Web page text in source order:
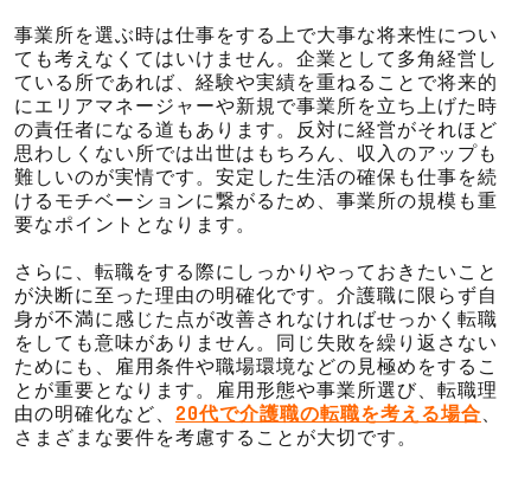
事業所を選ぶ時は仕事をする上で大事な将来性につい
ても考えなくてはいけません。企業として多角経営し
ている所であれば、経験や実績を重ねることで将来的
にエリアマネージャーや新規で事業所を立ち上げた時
の責任者になる道もあります。反対に経営がそれほど
思わしくない所では出世はもちろん、収入のアップも
難しいのが実情です。安定した生活の確保も仕事を続
けるモチベーションに繋がるため、事業所の規模も重
要なポイントとなります。
さらに、転職をする際にしっかりやっておきたいこと
が決断に至った理由の明確化です。介護職に限らず自
身が不満に感じた点が改善されなければせっかく転職
をしても意味がありません。同じ失敗を繰り返さない
ためにも、雇用条件や職場環境などの見極めをするこ
とが重要となります。雇用形態や事業所選び、転職理
由の明確化など、 20代で介護職の転職を考える場合、
さまざまな要件を考慮することが大切です。